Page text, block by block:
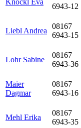
Knöckl Eva
6943-12
Liebl Andrea
08167
6943-15
Lohr Sabine
08167
6943-36
Maier
Dagmar
08167
6943-16
Mehl Erika
08167
6943-35